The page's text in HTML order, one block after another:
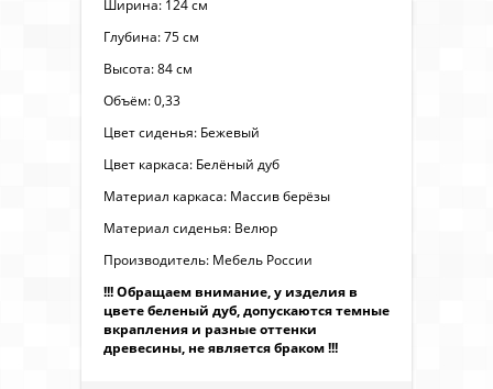
Ширина: 124 см
Глубина: 75 см
Высота: 84 см
Объём: 0,33
Цвет сиденья: Бежевый
Цвет каркаса: Белёный дуб
Материал каркаса: Массив берёзы
Материал сиденья: Велюр
Производитель: Мебель России
!!! Обращаем внимание, у изделия в
цвете беленый дуб, допускаются темные
вкрапления и разные оттенки
древесины, не является браком !!!